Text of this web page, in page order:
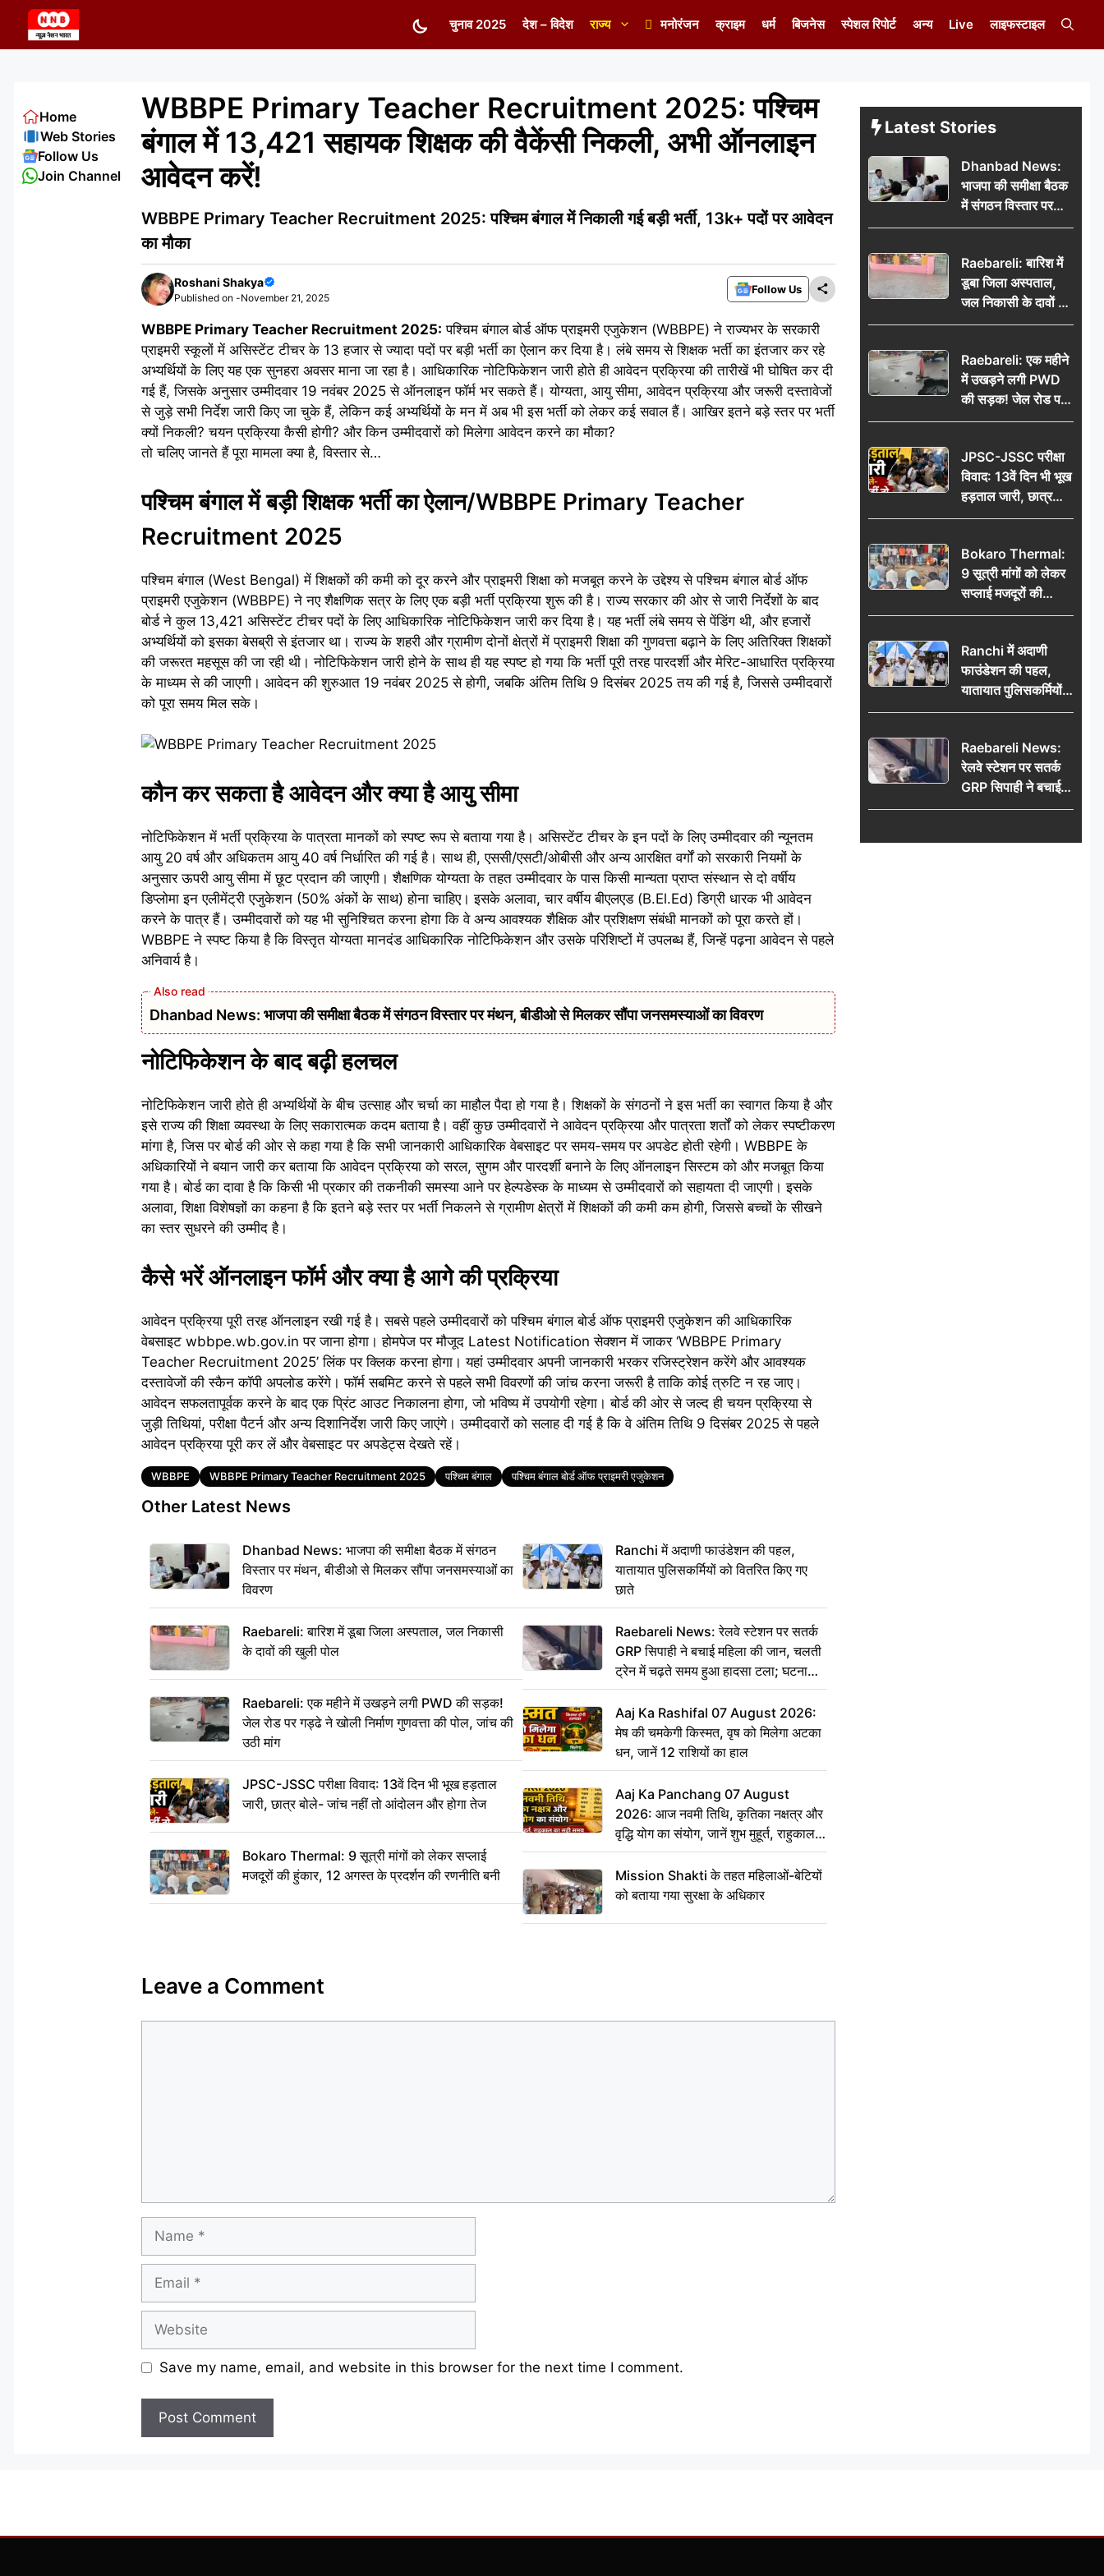
content
चुनाव 2025 देश – विदेश राज्य मनोरंजन क्राइम धर्म बिजनेस स्पेशल रिपोर्ट अन्य Live लाइफस्टाइल
WBBPE Primary Teacher Recruitment 2025: पश्चिम
बंगाल में 13,421 सहायक शिक्षक की वैकेंसी निकली, अभी ऑनलाइन
आवेदन करें!
WBBPE Primary Teacher Recruitment 2025: पश्चिम बंगाल में निकाली गई बड़ी भर्ती, 13k+ पदों पर आवेदन
का मौका
Roshani Shakya
Published on -November 21, 2025
Follow Us
WBBPE Primary Teacher Recruitment 2025: पश्चिम बंगाल बोर्ड ऑफ प्राइमरी एजुकेशन (WBBPE) ने राज्यभर के सरकारी
प्राइमरी स्कूलों में असिस्टेंट टीचर के 13 हजार से ज्यादा पदों पर बड़ी भर्ती का ऐलान कर दिया है। लंबे समय से शिक्षक भर्ती का इंतजार कर रहे
अभ्यर्थियों के लिए यह एक सुनहरा अवसर माना जा रहा है। आधिकारिक नोटिफिकेशन जारी होते ही आवेदन प्रक्रिया की तारीखें भी घोषित कर दी
गई हैं, जिसके अनुसार उम्मीदवार 19 नवंबर 2025 से ऑनलाइन फॉर्म भर सकते हैं। योग्यता, आयु सीमा, आवेदन प्रक्रिया और जरूरी दस्तावेजों
से जुड़े सभी निर्देश जारी किए जा चुके हैं, लेकिन कई अभ्यर्थियों के मन में अब भी इस भर्ती को लेकर कई सवाल हैं। आखिर इतने बड़े स्तर पर भर्ती
क्यों निकली? चयन प्रक्रिया कैसी होगी? और किन उम्मीदवारों को मिलेगा आवेदन करने का मौका?
तो चलिए जानते हैं पूरा मामला क्या है, विस्तार से…
पश्चिम बंगाल में बड़ी शिक्षक भर्ती का ऐलान/WBBPE Primary Teacher
Recruitment 2025
पश्चिम बंगाल (West Bengal) में शिक्षकों की कमी को दूर करने और प्राइमरी शिक्षा को मजबूत करने के उद्देश्य से पश्चिम बंगाल बोर्ड ऑफ
प्राइमरी एजुकेशन (WBBPE) ने नए शैक्षणिक सत्र के लिए एक बड़ी भर्ती प्रक्रिया शुरू की है। राज्य सरकार की ओर से जारी निर्देशों के बाद
बोर्ड ने कुल 13,421 असिस्टेंट टीचर पदों के लिए आधिकारिक नोटिफिकेशन जारी कर दिया है। यह भर्ती लंबे समय से पेंडिंग थी, और हजारों
अभ्यर्थियों को इसका बेसब्री से इंतजार था। राज्य के शहरी और ग्रामीण दोनों क्षेत्रों में प्राइमरी शिक्षा की गुणवत्ता बढ़ाने के लिए अतिरिक्त शिक्षकों
की जरूरत महसूस की जा रही थी। नोटिफिकेशन जारी होने के साथ ही यह स्पष्ट हो गया कि भर्ती पूरी तरह पारदर्शी और मेरिट-आधारित प्रक्रिया
के माध्यम से की जाएगी। आवेदन की शुरुआत 19 नवंबर 2025 से होगी, जबकि अंतिम तिथि 9 दिसंबर 2025 तय की गई है, जिससे उम्मीदवारों
को पूरा समय मिल सके।
कौन कर सकता है आवेदन और क्या है आयु सीमा
नोटिफिकेशन में भर्ती प्रक्रिया के पात्रता मानकों को स्पष्ट रूप से बताया गया है। असिस्टेंट टीचर के इन पदों के लिए उम्मीदवार की न्यूनतम
आयु 20 वर्ष और अधिकतम आयु 40 वर्ष निर्धारित की गई है। साथ ही, एससी/एसटी/ओबीसी और अन्य आरक्षित वर्गों को सरकारी नियमों के
अनुसार ऊपरी आयु सीमा में छूट प्रदान की जाएगी। शैक्षणिक योग्यता के तहत उम्मीदवार के पास किसी मान्यता प्राप्त संस्थान से दो वर्षीय
डिप्लोमा इन एलीमेंट्री एजुकेशन (50% अंकों के साथ) होना चाहिए। इसके अलावा, चार वर्षीय बीएलएड (B.El.Ed) डिग्री धारक भी आवेदन
करने के पात्र हैं। उम्मीदवारों को यह भी सुनिश्चित करना होगा कि वे अन्य आवश्यक शैक्षिक और प्रशिक्षण संबंधी मानकों को पूरा करते हों।
WBBPE ने स्पष्ट किया है कि विस्तृत योग्यता मानदंड आधिकारिक नोटिफिकेशन और उसके परिशिष्टों में उपलब्ध हैं, जिन्हें पढ़ना आवेदन से पहले
अनिवार्य है।
Dhanbad News: भाजपा की समीक्षा बैठक में संगठन विस्तार पर मंथन, बीडीओ से मिलकर सौंपा जनसमस्याओं का विवरण
नोटिफिकेशन के बाद बढ़ी हलचल
नोटिफिकेशन जारी होते ही अभ्यर्थियों के बीच उत्साह और चर्चा का माहौल पैदा हो गया है। शिक्षकों के संगठनों ने इस भर्ती का स्वागत किया है और
इसे राज्य की शिक्षा व्यवस्था के लिए सकारात्मक कदम बताया है। वहीं कुछ उम्मीदवारों ने आवेदन प्रक्रिया और पात्रता शर्तों को लेकर स्पष्टीकरण
मांगा है, जिस पर बोर्ड की ओर से कहा गया है कि सभी जानकारी आधिकारिक वेबसाइट पर समय-समय पर अपडेट होती रहेगी। WBBPE के
अधिकारियों ने बयान जारी कर बताया कि आवेदन प्रक्रिया को सरल, सुगम और पारदर्शी बनाने के लिए ऑनलाइन सिस्टम को और मजबूत किया
गया है। बोर्ड का दावा है कि किसी भी प्रकार की तकनीकी समस्या आने पर हेल्पडेस्क के माध्यम से उम्मीदवारों को सहायता दी जाएगी। इसके
अलावा, शिक्षा विशेषज्ञों का कहना है कि इतने बड़े स्तर पर भर्ती निकलने से ग्रामीण क्षेत्रों में शिक्षकों की कमी कम होगी, जिससे बच्चों के सीखने
का स्तर सुधरने की उम्मीद है।
कैसे भरें ऑनलाइन फॉर्म और क्या है आगे की प्रक्रिया
आवेदन प्रक्रिया पूरी तरह ऑनलाइन रखी गई है। सबसे पहले उम्मीदवारों को पश्चिम बंगाल बोर्ड ऑफ प्राइमरी एजुकेशन की आधिकारिक
वेबसाइट wbbpe.wb.gov.in पर जाना होगा। होमपेज पर मौजूद Latest Notification सेक्शन में जाकर ‘WBBPE Primary
Teacher Recruitment 2025’ लिंक पर क्लिक करना होगा। यहां उम्मीदवार अपनी जानकारी भरकर रजिस्ट्रेशन करेंगे और आवश्यक
दस्तावेजों की स्कैन कॉपी अपलोड करेंगे। फॉर्म सबमिट करने से पहले सभी विवरणों की जांच करना जरूरी है ताकि कोई त्रुटि न रह जाए।
आवेदन सफलतापूर्वक करने के बाद एक प्रिंट आउट निकालना होगा, जो भविष्य में उपयोगी रहेगा। बोर्ड की ओर से जल्द ही चयन प्रक्रिया से
जुड़ी तिथियां, परीक्षा पैटर्न और अन्य दिशानिर्देश जारी किए जाएंगे। उम्मीदवारों को सलाह दी गई है कि वे अंतिम तिथि 9 दिसंबर 2025 से पहले
आवेदन प्रक्रिया पूरी कर लें और वेबसाइट पर अपडेट्स देखते रहें।
Tags
WBBPE WBBPE Primary Teacher Recruitment 2025 पश्चिम बंगाल पश्चिम बंगाल बोर्ड ऑफ प्राइमरी एजुकेशन
Other Latest News
Dhanbad News: भाजपा की समीक्षा बैठक में संगठन
विस्तार पर मंथन, बीडीओ से मिलकर सौंपा जनसमस्याओं का
विवरण
Raebareli: बारिश में डूबा जिला अस्पताल, जल निकासी
के दावों की खुली पोल
Raebareli: एक महीने में उखड़ने लगी PWD की सड़क!
जेल रोड पर गड्ढे ने खोली निर्माण गुणवत्ता की पोल, जांच की
उठी मांग
JPSC-JSSC परीक्षा विवाद: 13वें दिन भी भूख हड़ताल
जारी, छात्र बोले- जांच नहीं तो आंदोलन और होगा तेज
Bokaro Thermal: 9 सूत्री मांगों को लेकर सप्लाई
मजदूरों की हुंकार, 12 अगस्त के प्रदर्शन की रणनीति बनी
Ranchi में अदाणी फाउंडेशन की पहल,
यातायात पुलिसकर्मियों को वितरित किए गए
छाते
Raebareli News: रेलवे स्टेशन पर सतर्क
GRP सिपाही ने बचाई महिला की जान, चलती
ट्रेन में चढ़ते समय हुआ हादसा टला; घटना
CCTV में कैद
Aaj Ka Rashifal 07 August 2026:
मेष की चमकेगी किस्मत, वृष को मिलेगा अटका
धन, जानें 12 राशियों का हाल
Aaj Ka Panchang 07 August
2026: आज नवमी तिथि, कृतिका नक्षत्र और
वृद्धि योग का संयोग, जानें शुभ मुहूर्त, राहुकाल
का सही समय
Mission Shakti के तहत महिलाओं-बेटियों
को बताया गया सुरक्षा के अधिकार
Leave a Comment
Save my name, email, and website in this browser for the next time I comment.
Home
Web Stories
Follow Us
Join Channel
Latest Stories
Dhanbad News:
भाजपा की समीक्षा बैठक
में संगठन विस्तार पर
मंथन, बीडीओ से
जनसमस्याओं का विवरण
Raebareli: बारिश में
डूबा जिला अस्पताल,
जल निकासी के दावों की
खुली पोल
Raebareli: एक महीने
में उखड़ने लगी PWD
की सड़क! जेल रोड पर
गड्ढे ने खोली निर्माण
की उठी मांग
JPSC-JSSC परीक्षा
विवाद: 13वें दिन भी भूख
हड़ताल जारी, छात्र
बोले- जांच नहीं तो
Bokaro Thermal:
9 सूत्री मांगों को लेकर
सप्लाई मजदूरों की
हुंकार, 12 अगस्त के
Ranchi में अदाणी
फाउंडेशन की पहल,
यातायात पुलिसकर्मियों
को वितरित किए गए छाते
Raebareli News:
रेलवे स्टेशन पर सतर्क
GRP सिपाही ने बचाई
महिला की जान, चलती
हादसा टला; घटना